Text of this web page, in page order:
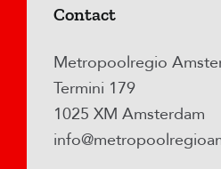
Contact
Metropoolregio
Termini 179
1025 XM Amsterdam